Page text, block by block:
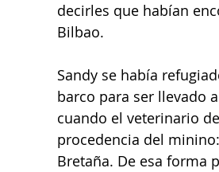
decirles que habían
Bilbao.
Sandy se había
barco para ser llevado
cuando el veterinario
procedencia del
Bretaña. De esa forma